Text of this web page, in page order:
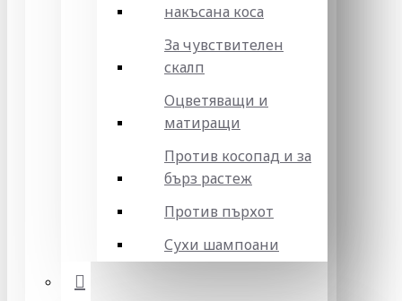
накъсана коса
За чувствителен
скалп
Оцветяващи и
матиращи
Против косопад и за
бърз растеж
Против пърхот
Сухи шампоани